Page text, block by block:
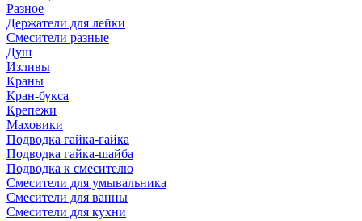
Разное
Держатели для лейки
Смесители разные
Душ
Изливы
Краны
Кран-букса
Крепежи
Маховики
Подводка гайка-гайка
Подводка гайка-шайба
Подводка к смесителю
Смесители для умывальника
Смесители для ванны
Смесители для кухни